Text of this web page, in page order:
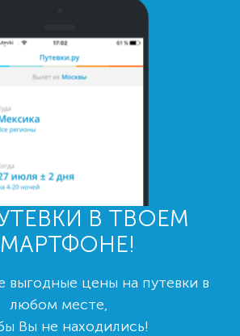
В ТВОЕМ
цены на путевки в
любом месте,
Вы не находились!